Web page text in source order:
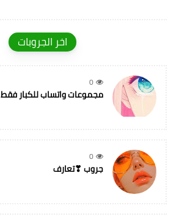
اخر الجروبات
0
مجموعات واتساب للكبار فقط
0
جروب ❣تعارف